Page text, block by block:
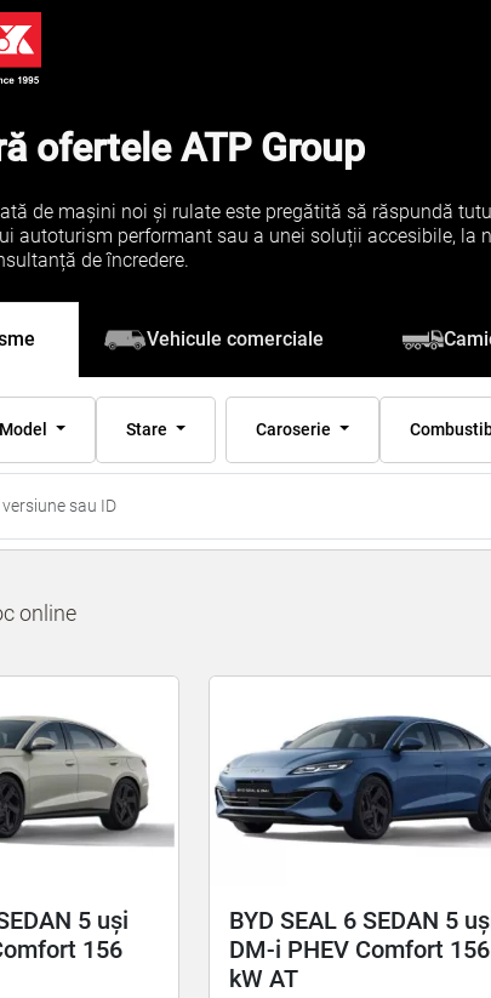
ofertele ATP Group
de mașini noi și rulate este pregătită să răspundă
autoturism performant sau a unei soluții accesibile, la
de încredere.
Vehicule comerciale
Model Stare Caroserie
online
5 uși
156
BYD SEAL 6 SEDAN 5
DM-i PHEV Comfort 156
kW AT